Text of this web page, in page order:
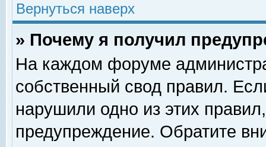
Вернуться наверх
» Почему я получил
На каждом форуме
собственный свод правил.
нарушили одно из этих
предупреждение. Обратите